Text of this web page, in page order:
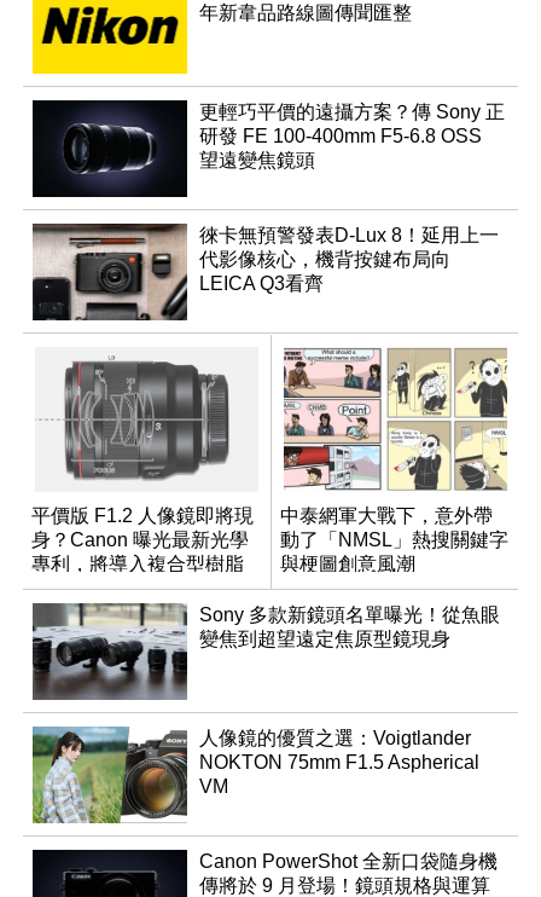
年新韋品路線圖傳聞匯整
更輕巧平價的遠攝方案？傳 Sony 正
研發 FE 100-400mm F5-6.8 OSS
望遠變焦鏡頭
徠卡無預警發表D-Lux 8！延用上一
代影像核心，機背按鍵布局向
LEICA Q3看齊
平價版 F1.2 人像鏡即將現
身？Canon 曝光最新光學
專利，將導入複合型樹脂
非球面鏡片
中泰網軍大戰下，意外帶
動了「NMSL」熱搜關鍵字
與梗圖創意風潮
Sony 多款新鏡頭名單曝光！從魚眼
變焦到超望遠定焦原型鏡現身
人像鏡的優質之選：Voigtlander
NOKTON 75mm F1.5 Aspherical
VM
Canon PowerShot 全新口袋隨身機
傳將於 9 月登場！鏡頭規格與運算